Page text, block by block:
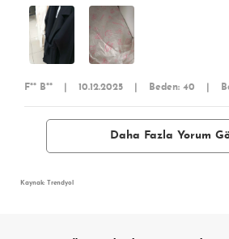
F** B** 10.12.2025 Beden: 40
Daha Fazla Yorum
Kaynak: Trendyol